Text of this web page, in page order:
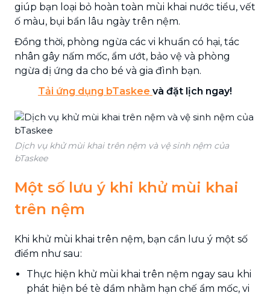
giúp bạn loại bỏ hoàn toàn mùi khai nước tiểu, vết
ố màu, bụi bẩn lâu ngày trên nệm.
Đồng thời, phòng ngừa các vi khuẩn có hại, tác
nhân gây nấm mốc, ẩm ướt, bảo vệ và phòng
ngừa dị ứng da cho bé và gia đình bạn.
Tải ứng dụng bTaskee và đặt lịch ngay!
Dịch vụ khử mùi khai trên nệm và vệ sinh nệm của
bTaskee
Một số lưu ý khi khử mùi khai
trên nệm
Khi khử mùi khai trên nệm, bạn cần lưu ý một số
điểm như sau:
Thực hiện khử mùi khai trên nệm ngay sau khi
phát hiện bé tè dầm nhằm hạn chế ẩm mốc, vi